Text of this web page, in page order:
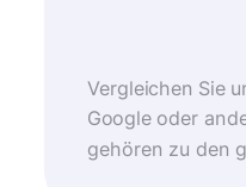
Vergleichen Sie
Google oder
gehören zu den